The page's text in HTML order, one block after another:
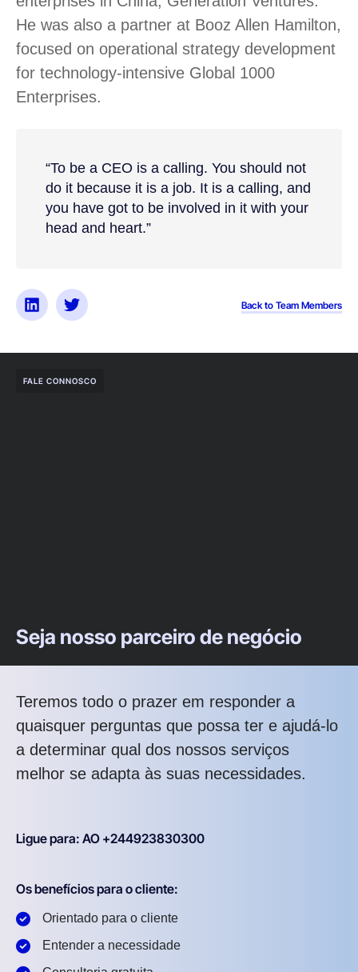
He was also a partner at Booz Allen Hamilton,
focused on operational strategy development
for technology-intensive Global 1000
Enterprises.
“To be a CEO is a calling. You should not
do it because it is a job. It is a calling, and
you have got to be involved in it with your
head and heart.”
Back to Team Members
FALE CONNOSCO
Seja nosso parceiro de negócio
Teremos todo o prazer em responder a
quaisquer perguntas que possa ter e ajudá-lo
a determinar qual dos nossos serviços
melhor se adapta às suas necessidades.
Ligue para: AO +244923830300
Os benefícios para o cliente:
Orientado para o cliente
Entender a necessidade